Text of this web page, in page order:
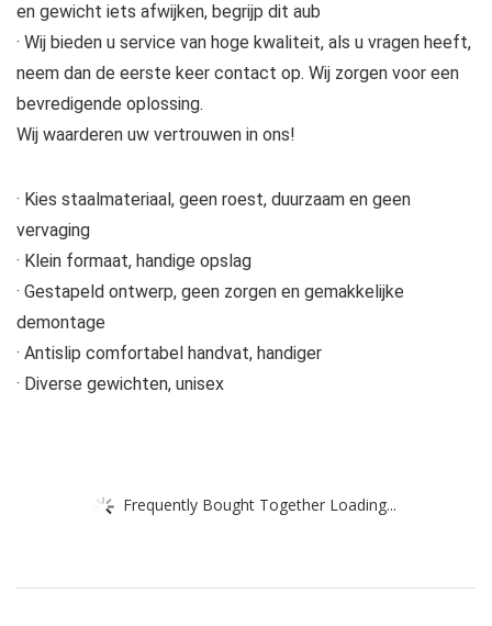
en gewicht iets afwijken, begrijp dit aub
· Wij bieden u service van hoge kwaliteit, als u vragen heeft,
neem dan de eerste keer contact op. Wij zorgen voor een
bevredigende oplossing.
Wij waarderen uw vertrouwen in ons!
· Kies staalmateriaal, geen roest, duurzaam en geen
vervaging
· Klein formaat, handige opslag
· Gestapeld ontwerp, geen zorgen en gemakkelijke
demontage
· Antislip comfortabel handvat, handiger
· Diverse gewichten, unisex
Frequently Bought Together Loading...